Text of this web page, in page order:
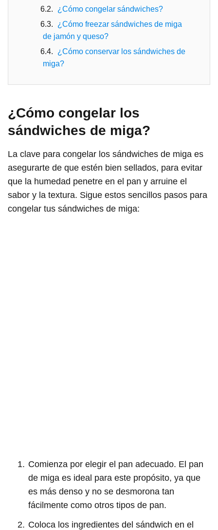
¿Cómo congelar sándwiches?
¿Cómo freezar sándwiches de miga
de jamón y queso?
¿Cómo conservar los sándwiches de
miga?
¿Cómo congelar los
sándwiches de miga?
La clave para congelar los sándwiches de miga es
asegurarte de que estén bien sellados, para evitar
que la humedad penetre en el pan y arruine el
sabor y la textura. Sigue estos sencillos pasos para
congelar tus sándwiches de miga:
Comienza por elegir el pan adecuado. El pan
de miga es ideal para este propósito, ya que
es más denso y no se desmorona tan
fácilmente como otros tipos de pan.
Coloca los ingredientes del sándwich en el